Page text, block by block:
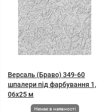
Версаль (Браво) 349-60
шпалери під фарбування 1,
06x25 м
Немає в наявності